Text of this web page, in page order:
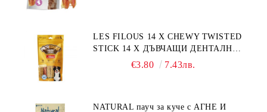
LES FILOUS 14 X CHEWY TWISTED
STICK 14 X ДЪВЧАЩИ ДЕНТАЛНИ
СОЛЕТИ за куче, УВИТИ
€3.80 7.43лв.
NATURAL пауч за куче с АГНЕ И